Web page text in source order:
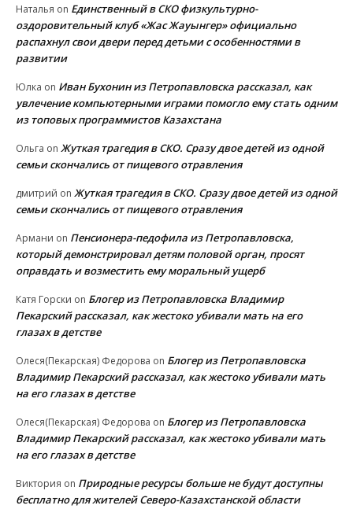
Наталья on Единственный в СКО физкультурно-
оздоровительный клуб «Жас Жауынгер» официально
распахнул свои двери перед детьми с особенностями в
развитии
Юлка on Иван Бухонин из Петропавловска рассказал, как
увлечение компьютерными играми помогло ему стать одним
из топовых программистов Казахстана
Ольга on Жуткая трагедия в СКО. Сразу двое детей из одной
семьи скончались от пищевого отравления
дмитрий on Жуткая трагедия в СКО. Сразу двое детей из одной
семьи скончались от пищевого отравления
Армани on Пенсионера-педофила из Петропавловска,
который демонстрировал детям половой орган, просят
оправдать и возместить ему моральный ущерб
Катя Горски on Блогер из Петропавловска Владимир
Пекарский рассказал, как жестоко убивали мать на его
глазах в детстве
Олеся(Пекарская) Федорова on Блогер из Петропавловска
Владимир Пекарский рассказал, как жестоко убивали мать
на его глазах в детстве
Олеся(Пекарская) Федорова on Блогер из Петропавловска
Владимир Пекарский рассказал, как жестоко убивали мать
на его глазах в детстве
Виктория on Природные ресурсы больше не будут доступны
бесплатно для жителей Северо-Казахстанской области